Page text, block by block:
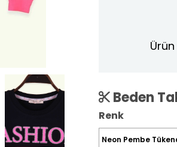
Beden
Renk